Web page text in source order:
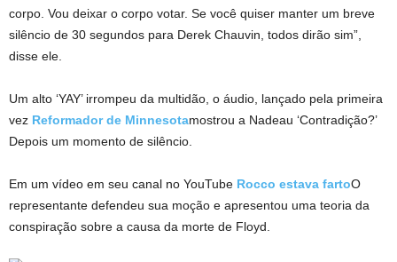
corpo. Vou deixar o corpo votar. Se você quiser manter um breve
silêncio de 30 segundos para Derek Chauvin, todos dirão sim”,
disse ele.
Um alto ‘YAY’ irrompeu da multidão, o áudio, lançado pela primeira
vez Reformador de Minnesotamostrou a Nadeau ‘Contradição?’
Depois um momento de silêncio.
Em um vídeo em seu canal no YouTube Rocco estava fartoO
representante defendeu sua moção e apresentou uma teoria da
conspiração sobre a causa da morte de Floyd.